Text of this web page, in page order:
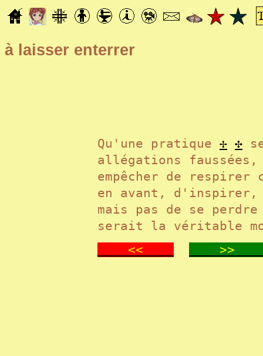
à laisser enterrer
Qu'une pratique ✢ ✣
allégations
empêcher de respirer
en avant,
mais pas de se
serait la véritable
<<